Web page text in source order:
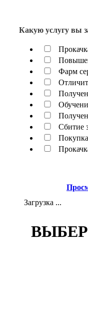
Какую услугу вы
Фарм
Сбитие
Загрузка ...